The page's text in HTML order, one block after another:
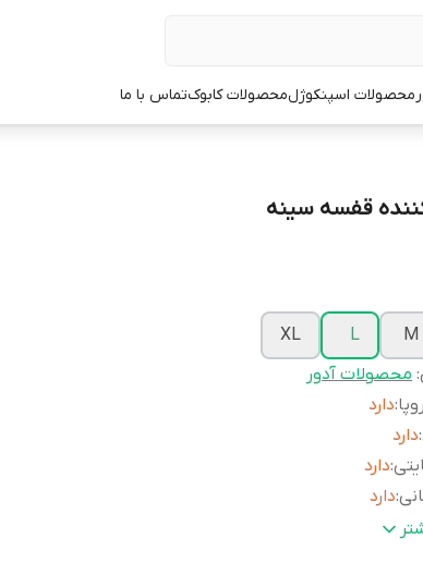
محصولات اسپنکوژلمحصولات کابوکتماس با ما
قفسه سینه
M
L
XL
: محصولات آدور
:دارد
:دارد
:دارد
:دارد
و شو